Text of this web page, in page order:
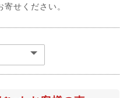
せください。